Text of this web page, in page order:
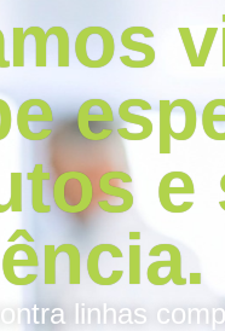
e
linhas